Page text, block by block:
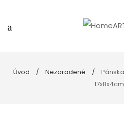
Úvod Nezaradené
17x8x4cm